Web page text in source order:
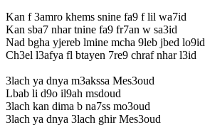
Kan f 3amro khems snine fa9 f lil wa7id
Kan sba7 nhar tnine fa9 fr7an w sa3id
Nad bgha yjereb lmine mcha 9leb jbed lo9id
Ch3el l3afya fl btayen 7re9 chraf nhar l3id
3lach ya dnya m3akssa Mes3oud
Lbab li d9o il9ah msdoud
3lach kan dima b na7ss mo3oud
3lach ya dnya 3lach ghir Mes3oud